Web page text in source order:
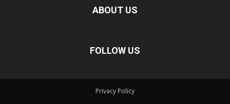
ABOUT US
FOLLOW US
Privacy Policy